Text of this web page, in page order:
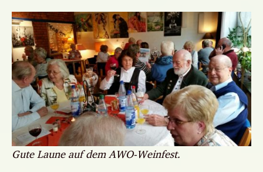
Gute Laune auf dem AWO-Weinfest.